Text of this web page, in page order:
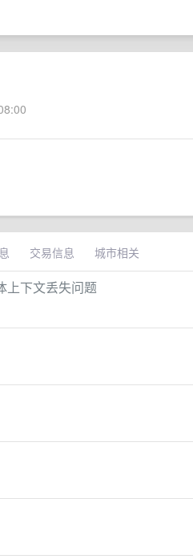
交易信息 城市相关
上下文丢失问题